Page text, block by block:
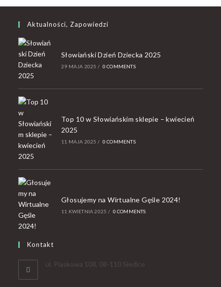
Aktualności, Zapowiedzi
Słowiański Dzień Dziecka 2025
29 MAJA 2025 / 0 COMMENTS
Top 10 w Słowiańskim sklepie – kwiecień
2025
11 MAJA 2025 / 0 COMMENTS
Głosujemy na Wirtualne Gęśle 2024!
11 KWIETNIA 2025 / 0 COMMENTS
Kontakt
ul. Piaskowa 108, 08-110 Siedlce